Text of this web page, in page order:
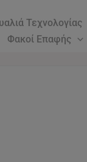
Τεχνολογίας
Φακοί Επαφής